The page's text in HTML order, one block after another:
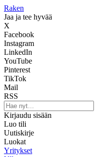
Raken
Jaa ja tee hyvää
X
Facebook
Instagram
LinkedIn
YouTube
Pinterest
TikTok
Mail
RSS
Kirjaudu sisään
Luo tili
Uutiskirje
Luokat
Yritykset